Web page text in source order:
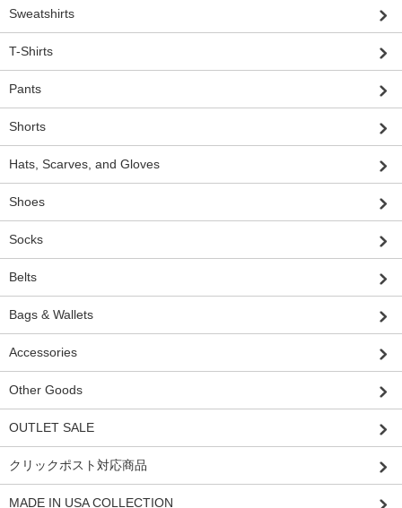
Sweatshirts
T-Shirts
Pants
Shorts
Hats, Scarves, and Gloves
Shoes
Socks
Belts
Bags & Wallets
Accessories
Other Goods
OUTLET SALE
クリックポスト対応商品
MADE IN USA COLLECTION